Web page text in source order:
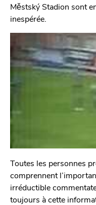
Městský Stadion sont
inespérée.
Toutes les personnes
comprennent
irréductible
toujours à cette